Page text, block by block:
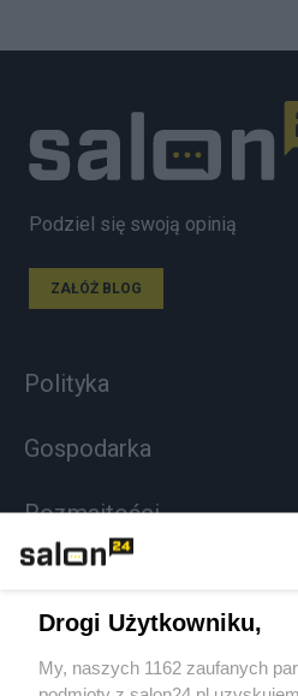
Podziel się swoją opinią
ZAŁÓŻ BLOG
Polityka
Gospodarka
Rozmaitości
Sport
Drogi Użytkowniku,
My, naszych 1162 zaufanych